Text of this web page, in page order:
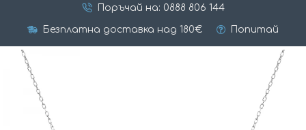
Поръчай на: 0888 806 144
Безплатна доставка над 180€ Попитай